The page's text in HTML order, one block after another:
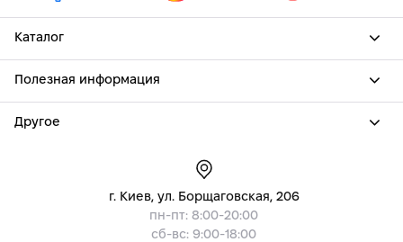
Каталог
Полезная информация
Другое
г. Киев, ул. Борщаговская, 206
пн-пт: 8:00-20:00
сб-вс: 9:00-18:00